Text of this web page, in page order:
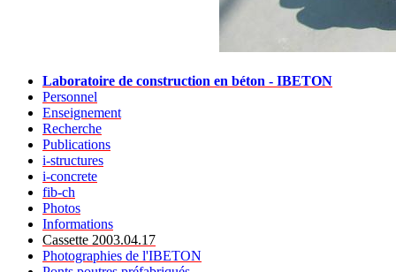
Laboratoire de construction en béton - IBETON
Personnel
Enseignement
Recherche
Publications
i-structures
i-concrete
fib-ch
Photos
Informations
Cassette 2003.04.17
Photographies de l'IBETON